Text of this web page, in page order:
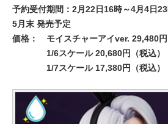
予約受付期間：2月22日16時～4月4日
5月末 発売予定
価格：
モイスチャーアイver. 29,480円
1/6スケール 20,680円（税込）
1/7スケール 17,380円（税込）